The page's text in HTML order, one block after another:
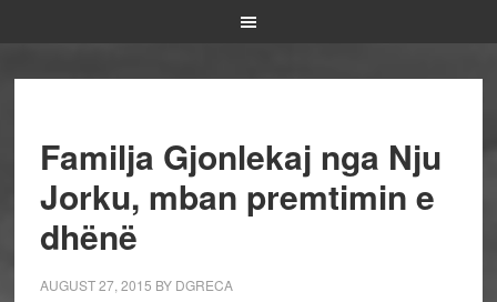
Familja Gjonlekaj nga Nju
Jorku, mban premtimin e
dhënë
AUGUST 27, 2015 BY DGRECA